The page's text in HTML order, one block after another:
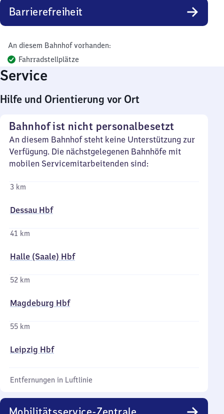
Barrierefreiheit
An diesem Bahnhof vorhanden:
Fahrradstellplätze
Service
Hilfe und Orientierung vor Ort
Bahnhof ist nicht personalbesetzt
An diesem Bahnhof steht keine Unterstützung zur
Verfügung. Die nächstgelegenen Bahnhöfe mit
mobilen Servicemitarbeitenden sind:
3 km
Dessau Hbf
41 km
Halle (Saale) Hbf
52 km
Magdeburg Hbf
55 km
Leipzig Hbf
Entfernungen in Luftlinie